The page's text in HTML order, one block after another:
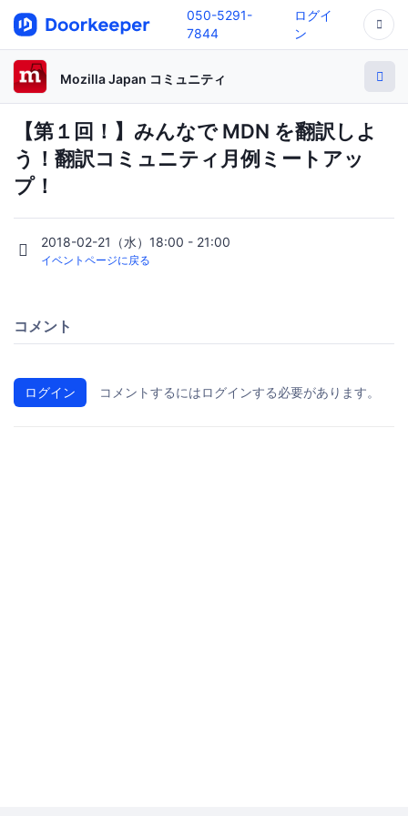
050-5291-
7844
ログイ
ン
Mozilla Japan コミュニティ
【第１回！】みんなで MDN を翻訳しよ
う！翻訳コミュニティ月例ミートアッ
プ！
2018-02-21（水）18:00 - 21:00
イベントページに戻る
コメント
ログイン コメントするにはログインする必要があります。